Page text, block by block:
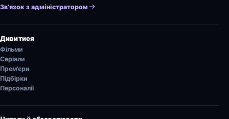
Зв’язок з адміністратором
Дивитися
Фільми
Серіали
Прем’єри
Підбірки
Персоналії